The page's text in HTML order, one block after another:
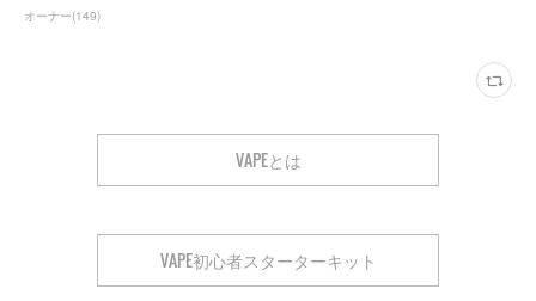
オーナー(149)
VAPEとは
VAPE初心者スターターキット